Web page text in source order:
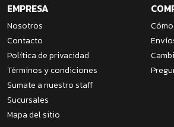
EMPRESA
Nosotros
Contacto
Política de privacidad
Términos y condiciones
Sumate a nuestro staff
Sucursales
Mapa del sitio